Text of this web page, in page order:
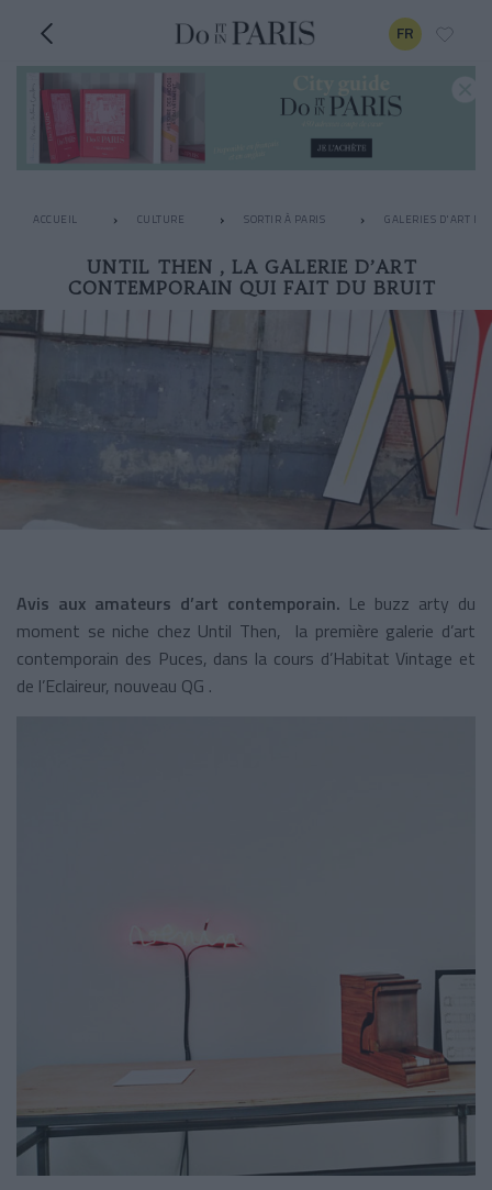
FR
ACCUEIL CULTURE SORTIR À PARIS GALERIES D'ART
UNTIL THEN , LA GALERIE D’ART
CONTEMPORAIN QUI FAIT DU BRUIT
Avis aux amateurs d’art contemporain. Le buzz arty du
moment se niche chez Until Then, la première galerie d’art
contemporain des Puces, dans la cours d’Habitat Vintage et
de l’Eclaireur, nouveau QG .